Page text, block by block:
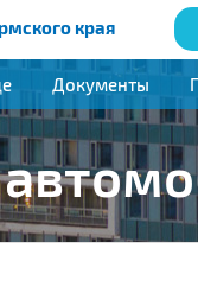
края
Документы